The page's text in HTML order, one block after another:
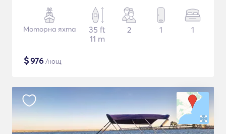
Моторна яхта
35 ft
11 m
2 1 1
$976 /нощ